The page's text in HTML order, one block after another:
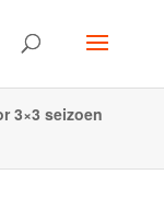
3×3 seizoen